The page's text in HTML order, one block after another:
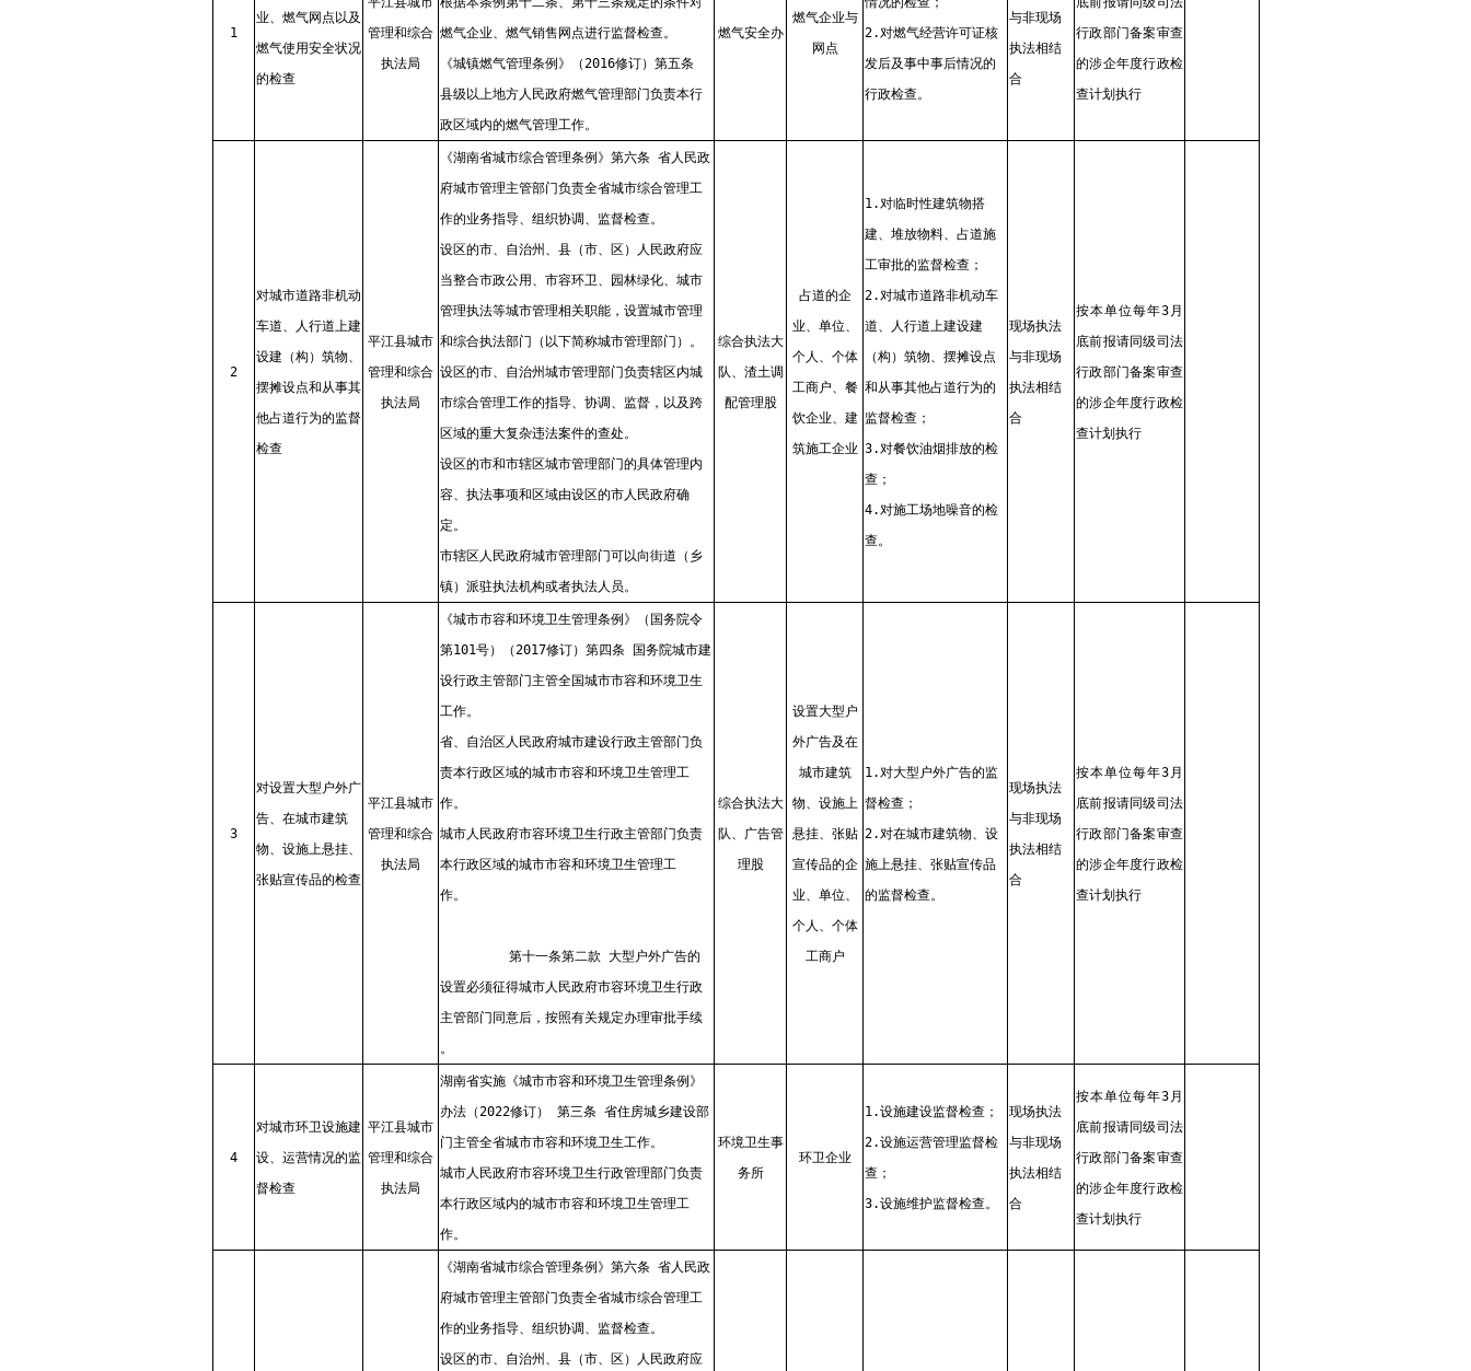
1
业、燃气网点以及
燃气使用安全状况
的检查
管理和综合
执法局
燃气企业、燃气销售网点进行监督检查。
《城镇燃气管理条例》（2016修订）第五条
县级以上地方人民政府燃气管理部门负责本行
政区域内的燃气管理工作。
燃气安全办
燃气企业与
网点
2.对燃气经营许可证核
发后及事中事后情况的
行政检查。
与非现场
执法相结
合
行政部门备案审查
的涉企年度行政检
查计划执行
2
对城市道路非机动
车道、人行道上建
设建（构）筑物、
摆摊设点和从事其
他占道行为的监督
检查
平江县城市
管理和综合
执法局
《湖南省城市综合管理条例》第六条 省人民政
府城市管理主管部门负责全省城市综合管理工
作的业务指导、组织协调、监督检查。
设区的市、自治州、县（市、区）人民政府应
当整合市政公用、市容环卫、园林绿化、城市
管理执法等城市管理相关职能，设置城市管理
和综合执法部门（以下简称城市管理部门）。
设区的市、自治州城市管理部门负责辖区内城
市综合管理工作的指导、协调、监督，以及跨
区域的重大复杂违法案件的查处。
设区的市和市辖区城市管理部门的具体管理内
容、执法事项和区域由设区的市人民政府确
定。
市辖区人民政府城市管理部门可以向街道（乡
镇）派驻执法机构或者执法人员。
综合执法大
队、渣土调
配管理股
占道的企
业、单位、
个人、个体
工商户、餐
饮企业、建
筑施工企业
1.对临时性建筑物搭
建、堆放物料、占道施
工审批的监督检查；
2.对城市道路非机动车
道、人行道上建设建
（构）筑物、摆摊设点
和从事其他占道行为的
监督检查；
3.对餐饮油烟排放的检
查；
4.对施工场地噪音的检
查。
现场执法
与非现场
执法相结
合
按本单位每年3月
底前报请同级司法
行政部门备案审查
的涉企年度行政检
查计划执行
3
对设置大型户外广
告、在城市建筑
物、设施上悬挂、
张贴宣传品的检查
平江县城市
管理和综合
执法局
《城市市容和环境卫生管理条例》（国务院令
第101号）（2017修订）第四条 国务院城市建
设行政主管部门主管全国城市市容和环境卫生
工作。
省、自治区人民政府城市建设行政主管部门负
责本行政区域的城市市容和环境卫生管理工
作。
城市人民政府市容环境卫生行政主管部门负责
本行政区域的城市市容和环境卫生管理工
作。
第十一条第二款 大型户外广告的
设置必须征得城市人民政府市容环境卫生行政
主管部门同意后，按照有关规定办理审批手续
。
综合执法大
队、广告管
理股
设置大型户
外广告及在
城市建筑
物、设施上
悬挂、张贴
宣传品的企
业、单位、
个人、个体
工商户
1.对大型户外广告的监
督检查；
2.对在城市建筑物、设
施上悬挂、张贴宣传品
的监督检查。
现场执法
与非现场
执法相结
合
按本单位每年3月
底前报请同级司法
行政部门备案审查
的涉企年度行政检
查计划执行
4
对城市环卫设施建
设、运营情况的监
督检查
平江县城市
管理和综合
执法局
湖南省实施《城市市容和环境卫生管理条例》
办法（2022修订） 第三条 省住房城乡建设部
门主管全省城市市容和环境卫生工作。
城市人民政府市容环境卫生行政管理部门负责
本行政区域内的城市市容和环境卫生管理工
作。
环境卫生事
务所
环卫企业
1.设施建设监督检查；
2.设施运营管理监督检
查；
3.设施维护监督检查。
现场执法
与非现场
执法相结
合
按本单位每年3月
底前报请同级司法
行政部门备案审查
的涉企年度行政检
查计划执行
《湖南省城市综合管理条例》第六条 省人民政
府城市管理主管部门负责全省城市综合管理工
作的业务指导、组织协调、监督检查。
设区的市、自治州、县（市、区）人民政府应